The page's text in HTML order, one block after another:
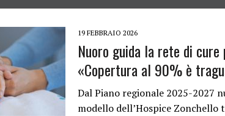
19 FEBBRAIO 2026
Nuoro guida la rete di
«Copertura al 90% è
Dal Piano regionale 2025-2027
modello dell’Hospice Zonchello